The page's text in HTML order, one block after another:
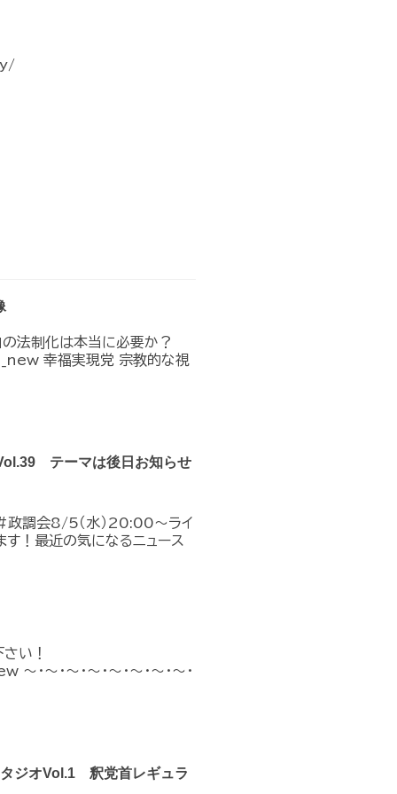
法制化は本当に必要か？
幸福実現党 宗教的な視
テーマは後日お知らせ
調会8/5（水）20:00～ライ
！最近の気になるニュース
い！
～・～・～・～・～・～・
タジオVol.1 釈党首レギュラ